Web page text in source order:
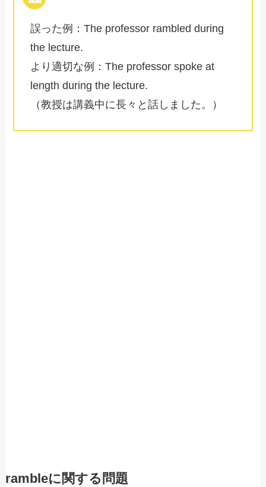
誤った例：The professor rambled during
the lecture.
より適切な例：The professor spoke at
length during the lecture.
（教授は講義中に長々と話しました。）
rambleに関する問題